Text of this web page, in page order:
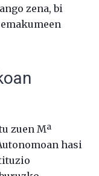
zena, bi
zuen Mª
hasi